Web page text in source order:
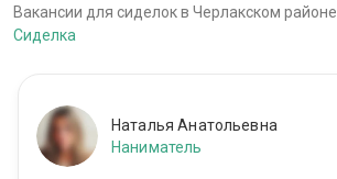
Вакансии для сиделок в Черлакском районе
Сиделка
Наталья Анатольевна
Наниматель